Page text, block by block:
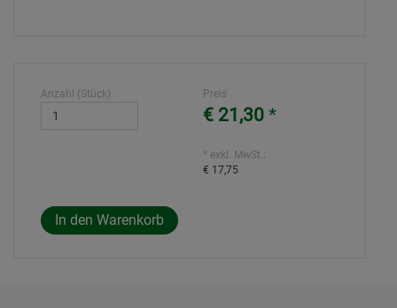
Anzahl (Stück): Preis
€ 21,30 *
* exkl. MwSt.:
€ 17,75